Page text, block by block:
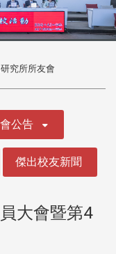
究所所友會
公告
傑出校友新聞
大會暨第4